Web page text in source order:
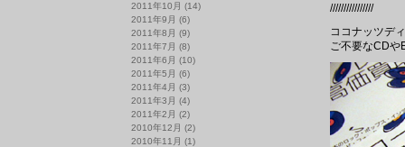
////////////////
ココナッツデ
ご不要なCDや
2011年10月 (14)
2011年9月 (6)
2011年8月 (9)
2011年7月 (8)
2011年6月 (10)
2011年5月 (6)
2011年4月 (3)
2011年3月 (4)
2011年2月 (2)
2010年12月 (2)
2010年11月 (1)